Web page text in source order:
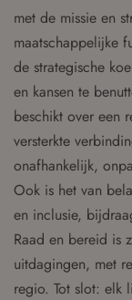
met de missie en
maatschappelijke
de strategische
en kansen te
beschikt over een
versterkte
onafhankelijk,
Ook is het van
en inclusie,
Raad en bereid is
uitdagingen, met
regio. Tot slot: elk